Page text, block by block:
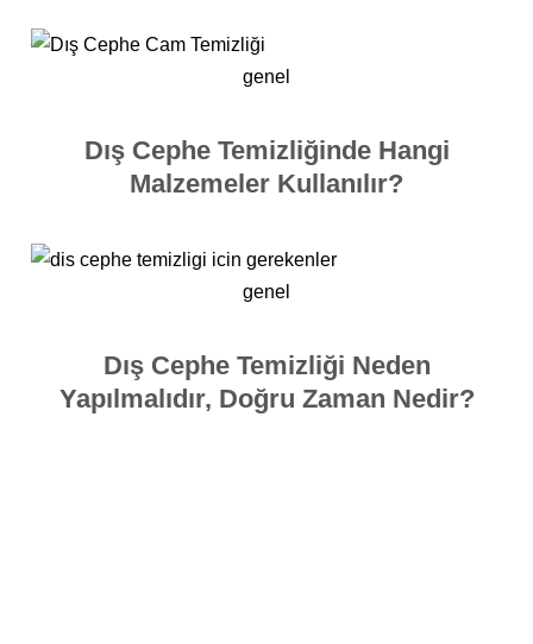
genel
Dış Cephe Temizliğinde Hangi
Malzemeler Kullanılır?
genel
Dış Cephe Temizliği Neden
Yapılmalıdır, Doğru Zaman Nedir?